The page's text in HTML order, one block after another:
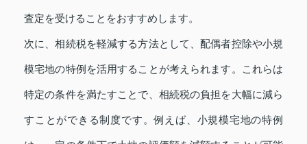
査定を受けることをおすすめします。
次に、相続税を軽減する方法として、配偶者控除や小規
模宅地の特例を活用することが考えられます。これらは
特定の条件を満たすことで、相続税の負担を大幅に減ら
すことができる制度です。例えば、小規模宅地の特例